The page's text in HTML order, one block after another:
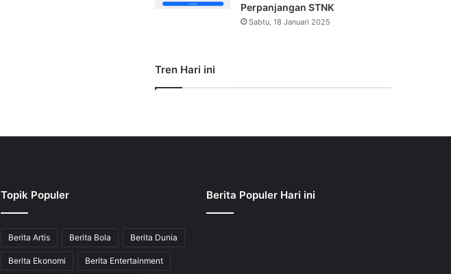
Perpanjangan STNK
Sabtu, 18 Januari 2025
Tren Hari ini
Topik Populer
Berita Artis Berita Bola Berita Dunia
Berita Ekonomi Berita Entertainment
Berita Populer Hari ini